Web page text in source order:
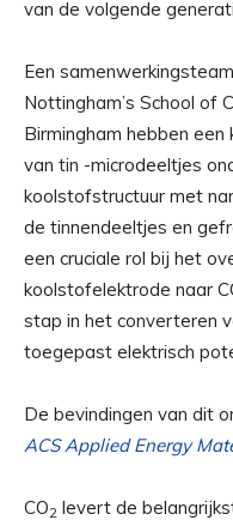
van de volgende
Een
Nottingham’s School of
Birmingham hebben
van tin -microdeeltjes
koolstofstructuur met
de tinnendeeltjes en
een cruciale rol bij het
koolstofelektrode naar
stap in het converteren
toegepast elektrisch
De bevindingen van dit
ACS Applied Energy
CO2 levert de